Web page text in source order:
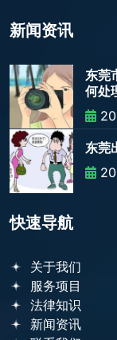
新闻资讯
东莞
何处
东莞
快速导航
关于我们
服务项目
法律知识
新闻资讯